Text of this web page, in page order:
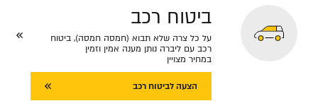
ביטוח רכב
על כל צרה שלא תבוא (חמסה חמסה), ביטוח
רכב עם ליברה נותן מענה אמין וזמין
במחיר מצויין
הצעה לביטוח רכב